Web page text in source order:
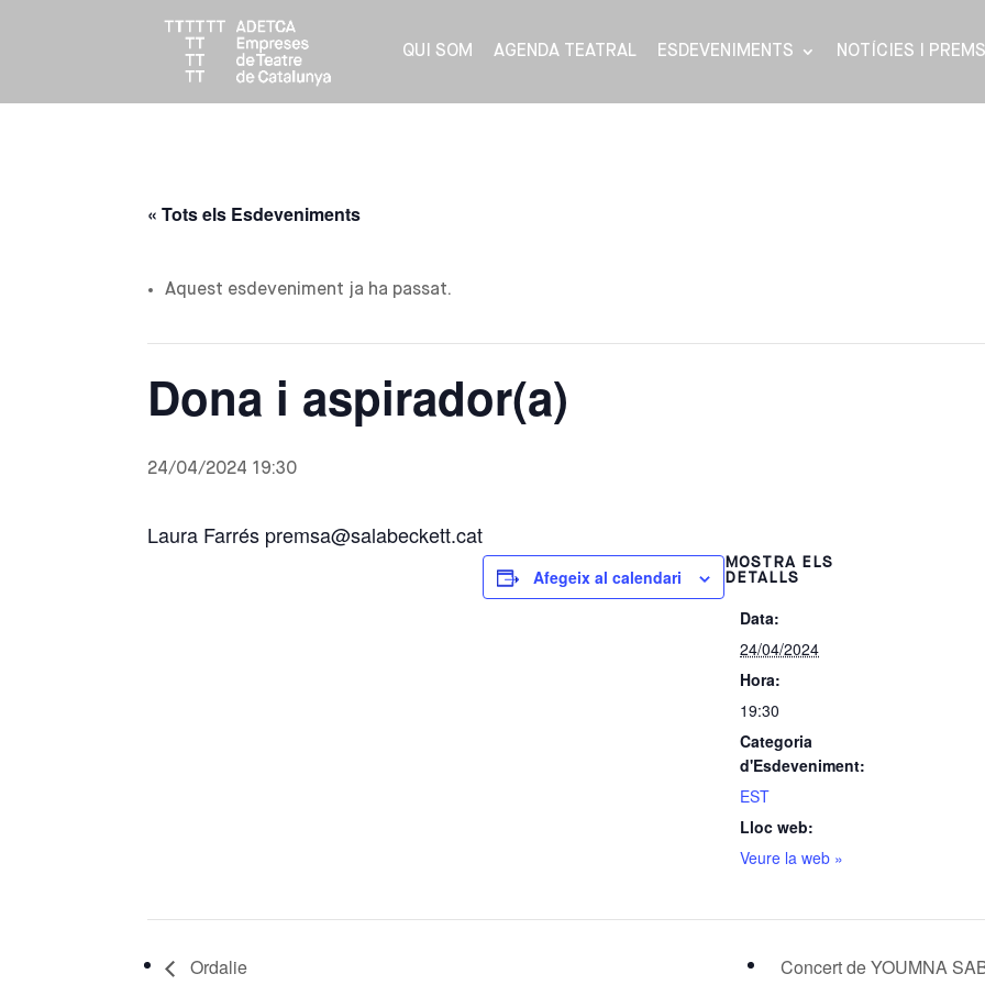
QUI SOM AGENDA TEATRAL ESDEVENIMENTS NOTÍCIES I
« Tots els Esdeveniments
Aquest esdeveniment ja ha passat.
Dona i aspirador(a)
24/04/2024 19:30
Laura Farrés premsa@salabeckett.cat
Afegeix al calendari
MOSTRA ELS
DETALLS
Data:
24/04/2024
Hora:
19:30
Categoria
d'Esdeveniment:
EST
Lloc web:
Veure la web »
Ordalie Concert de YOUMNA